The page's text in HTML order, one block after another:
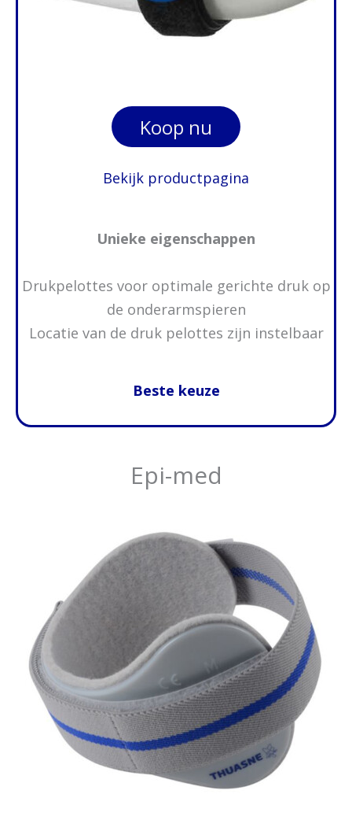
Koop nu
Bekijk productpagina
Unieke eigenschappen
Drukpelottes voor optimale gerichte druk op
de onderarmspieren
Locatie van de druk pelottes zijn instelbaar
Beste keuze
Epi-med